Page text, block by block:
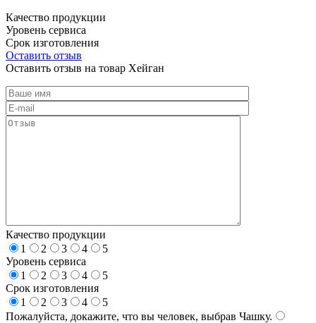
Качество продукции
Уровень сервиса
Срок изготовления
Оставить отзыв
Оставить отзыв на товар Хейган
Качество продукции
1
2 3 4
5
Уровень сервиса
1
2 3 4
5
Срок изготовления
1
2 3 4
5
Пожалуйста, докажите, что вы человек, выбрав Чашку.